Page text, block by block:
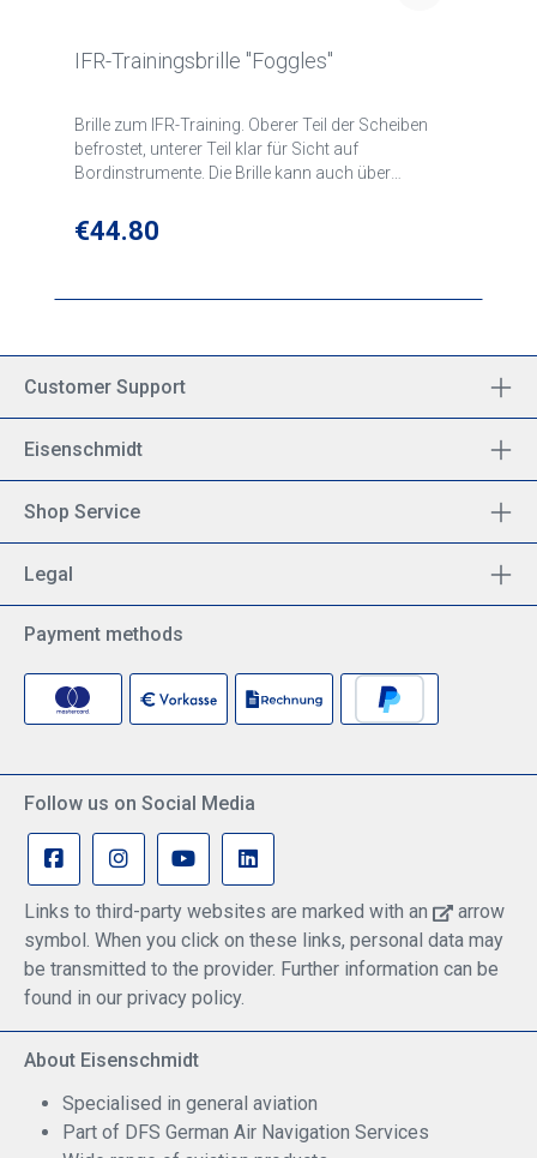
IFR-Trainingsbrille "Foggles"
Brille zum IFR-Training. Oberer Teil der Scheiben
befrostet, unterer Teil klar für Sicht auf
Bordinstrumente. Die Brille kann auch über
von Hörsprechgarnituren ist problemlos möglich.
Regular price:
€44.80
Customer Support
Eisenschmidt
Shop Service
Legal
Payment methods
Follow us on Social Media
Links to third-party websites are marked with an
arrow
symbol. When you click on these links, personal data may
be transmitted to the provider. Further information can be
found in our privacy policy.
About Eisenschmidt
Specialised in general aviation
Part of DFS German Air Navigation Services